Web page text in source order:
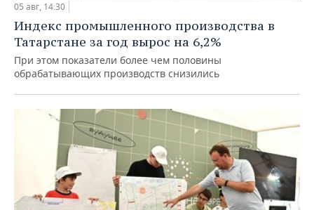
05 авг, 14:30
Индекс промышленного производства в
Татарстане за год вырос на 6,2%
При этом показатели более чем половины
обрабатывающих производств снизились